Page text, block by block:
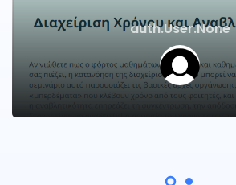
auth.User.None